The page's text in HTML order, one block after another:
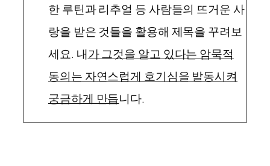
한 루틴과 리추얼 등 사람들의 뜨거운 사
랑을 받은 것들을 활용해 제목을 꾸려보
세요. 내가 그것을 알고 있다는 암묵적
동의는 자연스럽게 호기심을 발동시켜
궁금하게 만듭니다.